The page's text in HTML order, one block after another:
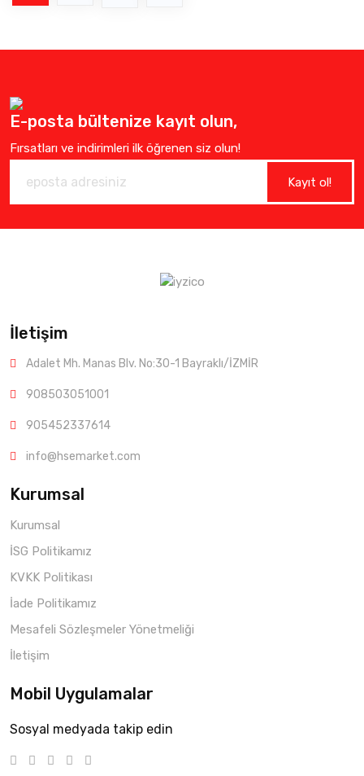
E-posta bültenize kayıt olun,
Fırsatları ve indirimleri ilk öğrenen siz olun!
Kayıt ol!
İletişim
Adalet Mh. Manas Blv. No:30-1 Bayraklı/İZMİR
908503051001
905452337614
info@hsemarket.com
Kurumsal
Kurumsal
İSG Politikamız
KVKK Politikası
İade Politikamız
Mesafeli Sözleşmeler Yönetmeliği
İletişim
Mobil Uygulamalar
Sosyal medyada takip edin